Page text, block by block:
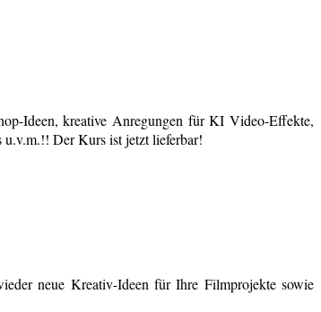
Ideen, kreative Anregungen für KI Video-Effekte,
u.v.m.!! Der Kurs ist jetzt lieferbar!
neue Kreativ-Ideen für Ihre Filmprojekte sowie